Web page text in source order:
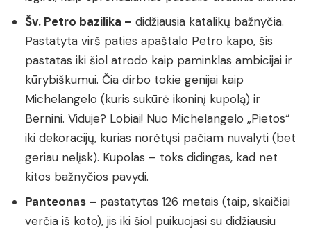
Šv. Petro bazilika – didžiausia katalikų bažnyčia.
Pastatyta virš paties apaštalo Petro kapo, šis
pastatas iki šiol atrodo kaip paminklas ambicijai ir
kūrybiškumui. Čia dirbo tokie genijai kaip
Michelangelo (kuris sukūrė ikoninį kupolą) ir
Bernini. Viduje? Lobiai! Nuo Michelangelo „Pietos“
iki dekoracijų, kurias norėtųsi pačiam nuvalyti (bet
geriau nelįsk). Kupolas – toks didingas, kad net
kitos bažnyčios pavydi.
Panteonas – pastatytas 126 metais (taip, skaičiai
verčia iš koto), jis iki šiol puikuojasi su didžiausiu